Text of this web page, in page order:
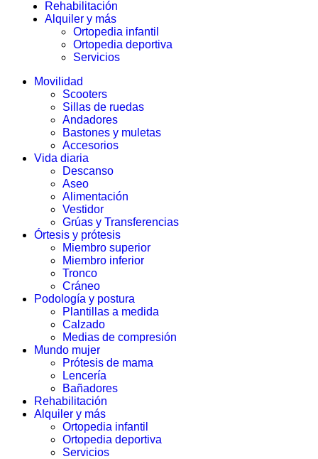
Rehabilitación
Alquiler y más
Ortopedia infantil
Ortopedia deportiva
Servicios
Movilidad
Scooters
Sillas de ruedas
Andadores
Bastones y muletas
Accesorios
Vida diaria
Descanso
Aseo
Alimentación
Vestidor
Grúas y Transferencias
Órtesis y prótesis
Miembro superior
Miembro inferior
Tronco
Cráneo
Podología y postura
Plantillas a medida
Calzado
Medias de compresión
Mundo mujer
Prótesis de mama
Lencería
Bañadores
Rehabilitación
Alquiler y más
Ortopedia infantil
Ortopedia deportiva
Servicios